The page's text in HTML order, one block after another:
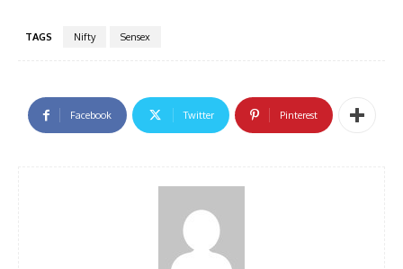
TAGS Nifty Sensex
Facebook Twitter Pinterest